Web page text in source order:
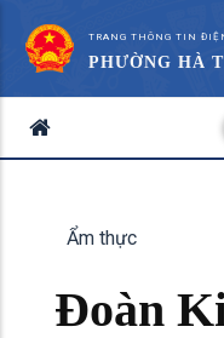
TRANG THÔNG TIN
PHƯỜNG HÀ
Ẩm thực
Đoàn